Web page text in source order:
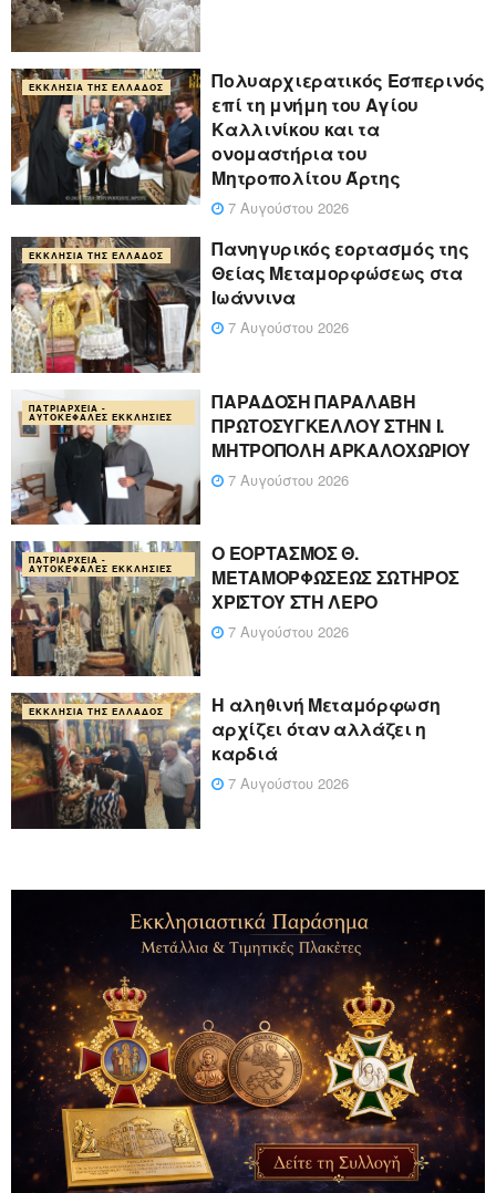
ΕΚΚΛΗΣΊΑ ΤΗΣ ΕΛΛΆΔΟΣ
Πολυαρχιερατικός Εσπερινός
επί τη μνήμη του Αγίου
Καλλινίκου και τα
ονομαστήρια του
Μητροπολίτου Άρτης
7 Αυγούστου 2026
ΕΚΚΛΗΣΊΑ ΤΗΣ ΕΛΛΆΔΟΣ
Πανηγυρικός εορτασμός της
Θείας Μεταμορφώσεως στα
Ιωάννινα
7 Αυγούστου 2026
ΠΑΤΡΙΑΡΧΕΊΑ -
ΑΥΤΟΚΈΦΑΛΕΣ ΕΚΚΛΗΣΊΕΣ
ΠΑΡΑΔΟΣΗ ΠΑΡΑΛΑΒΗ
ΠΡΩΤΟΣΥΓΚΕΛΛΟΥ ΣΤΗΝ Ι.
ΜΗΤΡΟΠΟΛΗ ΑΡΚΑΛΟΧΩΡΙΟΥ
7 Αυγούστου 2026
ΠΑΤΡΙΑΡΧΕΊΑ -
ΑΥΤΟΚΈΦΑΛΕΣ ΕΚΚΛΗΣΊΕΣ
Ο ΕΟΡΤΑΣΜΟΣ Θ.
ΜΕΤΑΜΟΡΦΩΣΕΩΣ ΣΩΤΗΡΟΣ
ΧΡΙΣΤΟΥ ΣΤΗ ΛΕΡΟ
7 Αυγούστου 2026
ΕΚΚΛΗΣΊΑ ΤΗΣ ΕΛΛΆΔΟΣ
Η αληθινή Μεταμόρφωση
αρχίζει όταν αλλάζει η
καρδιά
7 Αυγούστου 2026